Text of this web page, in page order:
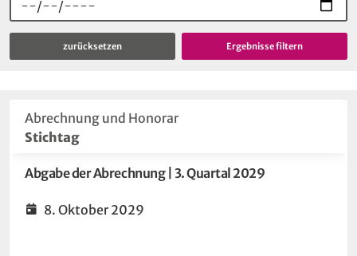
zurücksetzen
Abrechnung und Honorar
Stichtag
Abgabe der Abrechnung | 3. Quartal 2029
8. Oktober 2029